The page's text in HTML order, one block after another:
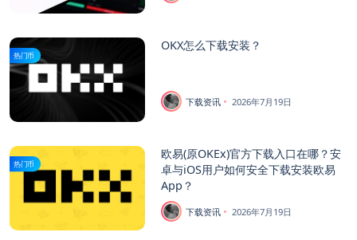
热门币
OKX怎么下载安装？
下载资讯 2026年7月19日
热门币
欧易(原OKEx)官方下载入口在哪？安
卓与iOS用户如何安全下载安装欧易
App？
下载资讯 2026年7月19日